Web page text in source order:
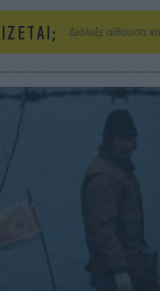
Διάλεξε αίθουσα